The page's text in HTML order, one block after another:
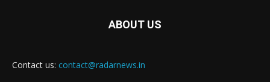
ABOUT US
Contact us: contact@radarnews.in